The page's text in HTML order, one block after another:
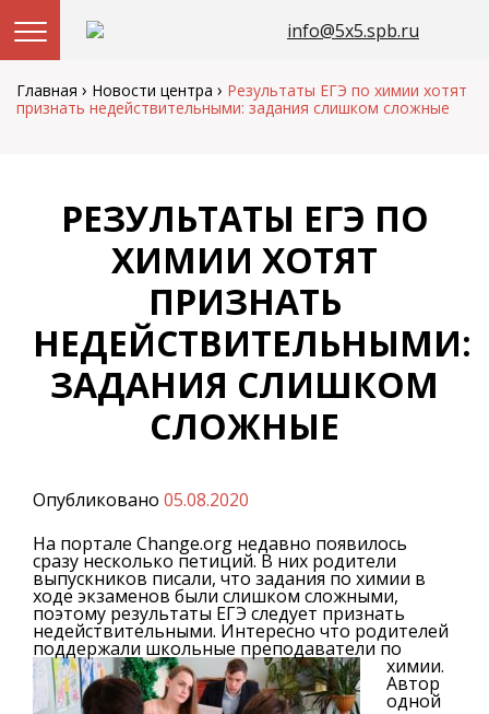
Перейти
содержанию
info@5x5.spb.ru
Главная › Новости центра › Результаты ЕГЭ по химии хотят
признать недействительными: задания слишком сложные
РЕЗУЛЬТАТЫ ЕГЭ ПО
ХИМИИ ХОТЯТ
ПРИЗНАТЬ
НЕДЕЙСТВИТЕЛЬНЫМИ:
ЗАДАНИЯ СЛИШКОМ
СЛОЖНЫЕ
Опубликовано 05.08.2020
На портале Change.org недавно появилось
сразу несколько петиций. В них родители
выпускников писали, что задания по химии в
ходе экзаменов были слишком сложными,
поэтому результаты ЕГЭ следует признать
недействительными. Интересно что родителей
поддержали школьные преподаватели по
химии.
Автор
одной